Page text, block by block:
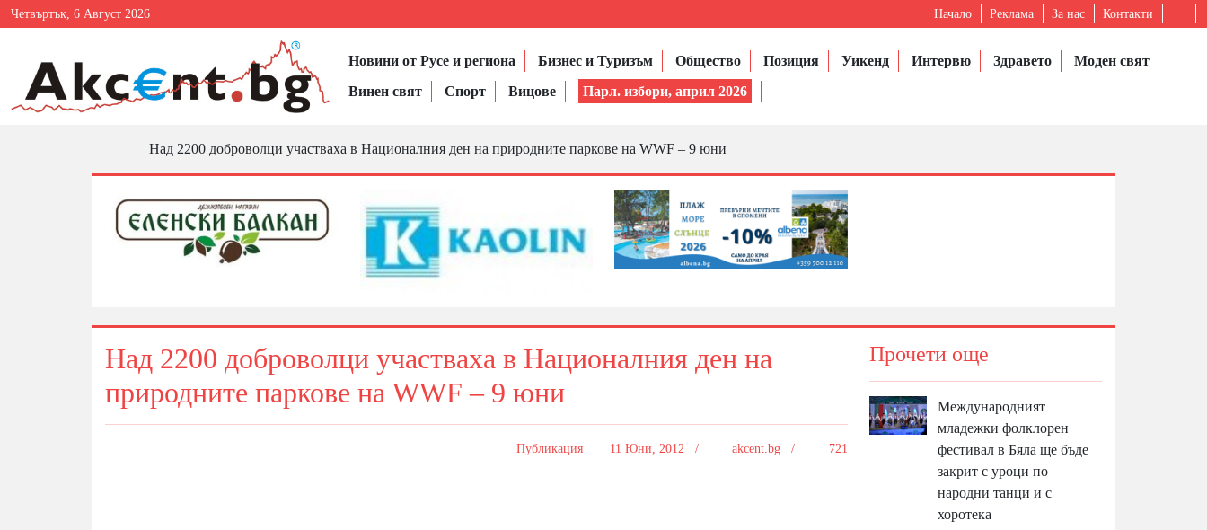
Четвъртък, 6 Август 2026 Начало Реклама За нас Контакти
Новини от Русе и региона Бизнес и Туризъм Общество Позиция Уикенд Интервю Здравето
Моден свят
Винен свят
Спорт Вицове Парл. избори, април 2026
Над 2200 доброволци участваха в Националния ден на природните паркове на WWF – 9 юни
Над 2200 доброволци участваха в Националния ден на
природните паркове на WWF – 9 юни
Публикация 11 Юни, 2012 / akcent.bg / 721
Прочети още
Международният
младежки фолклорен
фестивал в Бяла ще бъде
закрит с уроци по
народни танци и с
хоротека